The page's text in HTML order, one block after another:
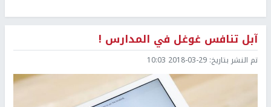
آبل تنافس غوغل في المدارس !
تم النشر بتاريخ: 2018-03-29 10:03